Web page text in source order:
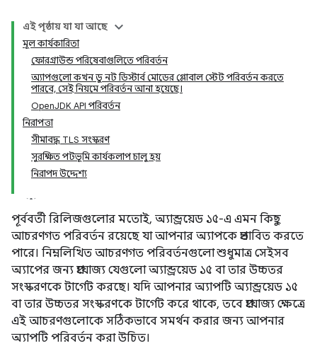
এই পৃষ্ঠায় যা যা আছে
মূল কার্যকারিতা
ফোরগ্রাউন্ড পরিষেবাগুলিতে পরিবর্তন
অ্যাপগুলো কখন ডু নট ডিস্টার্ব মোডের গ্লোবাল স্টেট পরিবর্তন করতে
পারবে, সেই নিয়মে পরিবর্তন আনা হয়েছে।
OpenJDK API পরিবর্তন
নিরাপত্তা
সীমাবদ্ধ TLS সংস্করণ
সুরক্ষিত পটভূমি কার্যকলাপ চালু হয়
নিরাপদ উদ্দেশ্য
পূর্ববর্তী রিলিজগুলোর মতোই, অ্যান্ড্রয়েড ১৫-এ এমন কিছু
আচরণগত পরিবর্তন রয়েছে যা আপনার অ্যাপকে প্রভাবিত করতে
পারে। নিম্নলিখিত আচরণগত পরিবর্তনগুলো শুধুমাত্র সেইসব
অ্যাপের জন্য প্রযোজ্য যেগুলো অ্যান্ড্রয়েড ১৫ বা তার উচ্চতর
সংস্করণকে টার্গেট করছে। যদি আপনার অ্যাপটি অ্যান্ড্রয়েড ১৫
বা তার উচ্চতর সংস্করণকে টার্গেট করে থাকে, তবে প্রযোজ্য ক্ষেত্রে
এই আচরণগুলোকে সঠিকভাবে সমর্থন করার জন্য আপনার
অ্যাপটি পরিবর্তন করা উচিত।